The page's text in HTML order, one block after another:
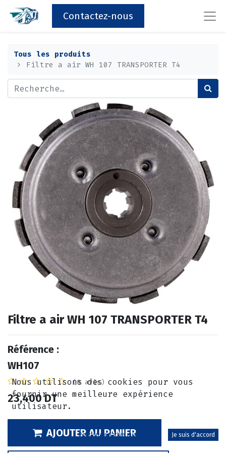
Contactez-nous
Tous les produits
Filtre a air WH 107 TRANSPORTER T4
Filtre a air WH 107 TRANSPORTER T4
Référence :
WH107
(0 avis)
23,400DT
AJOUTER AU PANIER
Nous utilisons des cookies pour vous
fournir une meilleure expérience
utilisateur.
Politique relative aux cookies Je suis d'accord